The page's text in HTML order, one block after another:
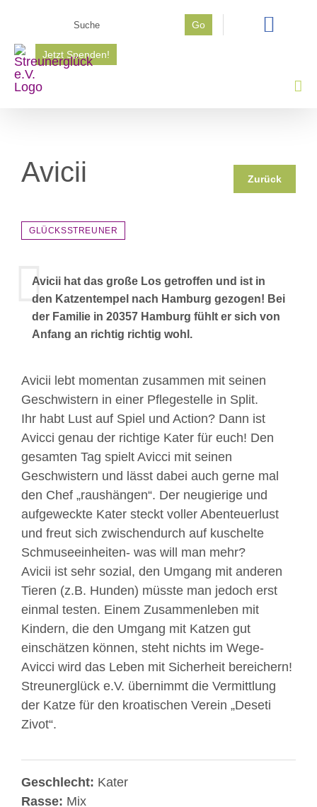
springen
Go
Jetzt Spenden!
Avicii Zurück
GLÜCKSSTREUNER
Avicii hat das große Los getroffen und ist in
den Katzentempel nach Hamburg gezogen! Bei
der Familie in 20357 Hamburg fühlt er sich von
Anfang an richtig richtig wohl.
Avicii lebt momentan zusammen mit seinen
Geschwistern in einer Pflegestelle in Split.
Ihr habt Lust auf Spiel und Action? Dann ist
Avicci genau der richtige Kater für euch! Den
gesamten Tag spielt Avicci mit seinen
Geschwistern und lässt dabei auch gerne mal
den Chef „raushängen“. Der neugierige und
aufgeweckte Kater steckt voller Abenteuerlust
und freut sich zwischendurch auf kuschelte
Schmuseeinheiten- was will man mehr?
Avicii ist sehr sozial, den Umgang mit anderen
Tieren (z.B. Hunden) müsste man jedoch erst
einmal testen. Einem Zusammenleben mit
Kindern, die den Umgang mit Katzen gut
einschätzen können, steht nichts im Wege-
Avicci wird das Leben mit Sicherheit bereichern!
Streunerglück e.V. übernimmt die Vermittlung
der Katze für den kroatischen Verein „Deseti
Zivot“.
Geschlecht: Kater
Rasse: Mix